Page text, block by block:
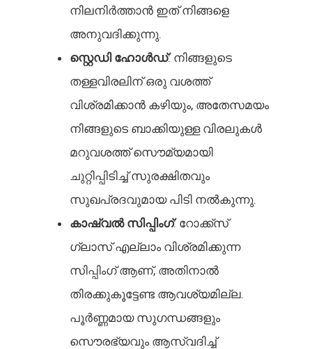
നിലനിർത്താൻ ഇത് നിങ്ങളെ
അനുവദിക്കുന്നു.
സ്റ്റെഡി ഹോൾഡ്: നിങ്ങളുടെ
തള്ളവിരലിന് ഒരു വശത്ത്
വിശ്രമിക്കാൻ കഴിയും, അതേസമയം
നിങ്ങളുടെ ബാക്കിയുള്ള വിരലുകൾ
മറുവശത്ത് സൌമ്യമായി
ചുറ്റിപ്പിടിച്ച് സുരക്ഷിതവും
സുഖപ്രദവുമായ പിടി നൽകുന്നു.
കാഷ്വൽ സിപ്പിംഗ്: റോക്ക്‌സ്
ഗ്ലാസ് എല്ലാം വിശ്രമിക്കുന്ന
സിപ്പിംഗ് ആണ്, അതിനാൽ
തിരക്കുകൂട്ടേണ്ട ആവശ്യമില്ല.
പൂർണ്ണമായ സുഗന്ധങ്ങളും
സൌരഭ്യവും ആസ്വദിച്ച്